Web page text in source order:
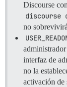
Discourse con
discourse
no
interfaz de
no la
activación de